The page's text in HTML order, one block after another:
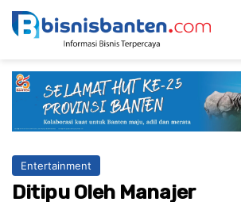
Entertainment
Ditipu Oleh Manajer